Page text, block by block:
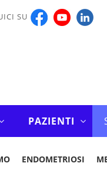
SU
PAZIENTI
ENDOMETRIOSI